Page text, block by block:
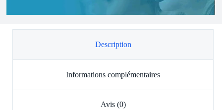
Description
Informations complémentaires
Avis (0)